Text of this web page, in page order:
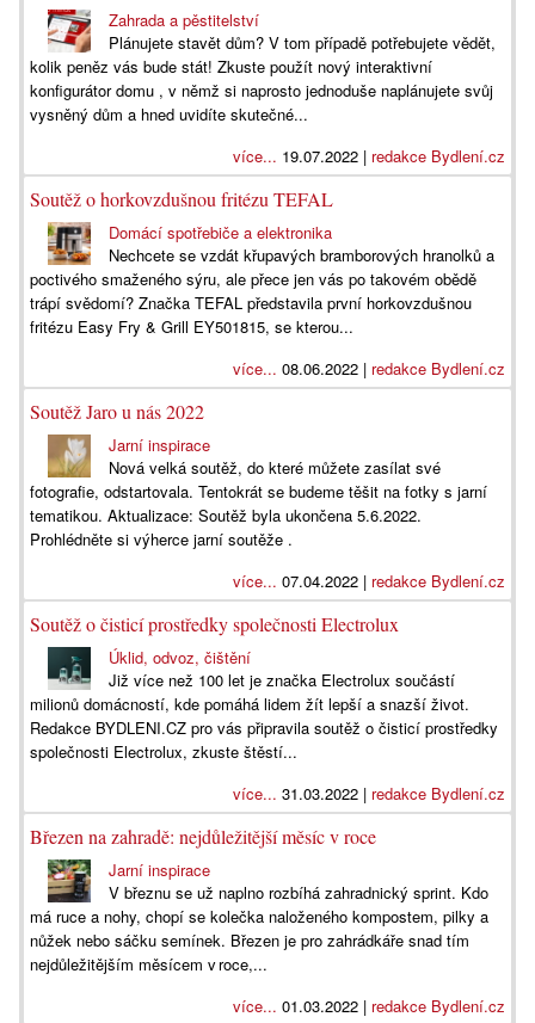
Zahrada a pěstitelství
Plánujete stavět dům? V tom případě potřebujete vědět,
kolik peněz vás bude stát! Zkuste použít nový interaktivní
konfigurátor domu , v němž si naprosto jednoduše naplánujete svůj
vysněný dům a hned uvidíte skutečné...
více... 19.07.2022 | redakce Bydlení.cz
Soutěž o horkovzdušnou fritézu TEFAL
Domácí spotřebiče a elektronika
Nechcete se vzdát křupavých bramborových hranolků a
poctivého smaženého sýru, ale přece jen vás po takovém obědě
trápí svědomí? Značka TEFAL představila první horkovzdušnou
fritézu Easy Fry & Grill EY501815, se kterou...
více... 08.06.2022 | redakce Bydlení.cz
Soutěž Jaro u nás 2022
Jarní inspirace
Nová velká soutěž, do které můžete zasílat své
fotografie, odstartovala. Tentokrát se budeme těšit na fotky s jarní
tematikou. Aktualizace: Soutěž byla ukončena 5.6.2022.
Prohlédněte si výherce jarní soutěže .
více... 07.04.2022 | redakce Bydlení.cz
Soutěž o čisticí prostředky společnosti Electrolux
Úklid, odvoz, čištění
Již více než 100 let je značka Electrolux součástí
milionů domácností, kde pomáhá lidem žít lepší a snazší život.
Redakce BYDLENI.CZ pro vás připravila soutěž o čisticí prostředky
společnosti Electrolux, zkuste štěstí...
více... 31.03.2022 | redakce Bydlení.cz
Březen na zahradě: nejdůležitější měsíc v roce
Jarní inspirace
V březnu se už naplno rozbíhá zahradnický sprint. Kdo
má ruce a nohy, chopí se kolečka naloženého kompostem, pilky a
nůžek nebo sáčku semínek. Březen je pro zahrádkáře snad tím
nejdůležitějším měsícem v roce,...
více... 01.03.2022 | redakce Bydlení.cz